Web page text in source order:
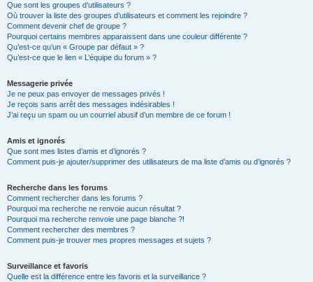
Que sont les groupes d’utilisateurs ?
Où trouver la liste des groupes d’utilisateurs et comment les rejoindre ?
Comment devenir chef de groupe ?
Pourquoi certains membres apparaissent dans une couleur différente ?
Qu’est-ce qu’un « Groupe par défaut » ?
Qu’est-ce que le lien « L’équipe du forum » ?
Messagerie privée
Je ne peux pas envoyer de messages privés !
Je reçois sans arrêt des messages indésirables !
J’ai reçu un spam ou un courriel abusif d’un membre de ce forum !
Amis et ignorés
Que sont mes listes d’amis et d’ignorés ?
Comment puis-je ajouter/supprimer des utilisateurs de ma liste d’amis ou d’ignorés ?
Recherche dans les forums
Comment rechercher dans les forums ?
Pourquoi ma recherche ne renvoie aucun résultat ?
Pourquoi ma recherche renvoie une page blanche ?!
Comment rechercher des membres ?
Comment puis-je trouver mes propres messages et sujets ?
Surveillance et favoris
Quelle est la différence entre les favoris et la surveillance ?